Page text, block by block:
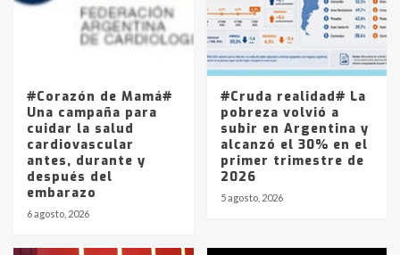
Los precios de los combustibles en
La Pampa, desde YPF hasta Axion
entre 857 a 1338 pesos
#Corazón de Mamá#
Una campaña para
cuidar la salud
cardiovascular
antes, durante y
después del
embarazo
6 agosto, 2026
#Cruda realidad# La
pobreza volvió a
subir en Argentina y
alcanzó el 30% en el
primer trimestre de
2026
5 agosto, 2026